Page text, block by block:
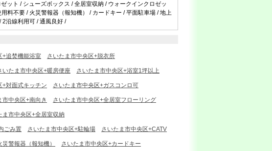
ット / シューズボックス / 全居室収納 / ウォークインクロゼッ
料不要 / 火災警報器（報知機） / カードキー / 平面駐車場 / 地上
2沿線利用可 / 通風良好 /
+追焚機能浴室 さいたま市中央区+脱衣所
いたま市中央区+暖房便座 さいたま市中央区+浴室1坪以上
+対面式キッチン さいたま市中央区+ガスコンロ可
市中央区+南向き さいたま市中央区+全居室フローリング
ま市中央区+全居室収納
ごみ置 さいたま市中央区+駐輪場 さいたま市中央区+CATV
警報器（報知機） さいたま市中央区+カードキー